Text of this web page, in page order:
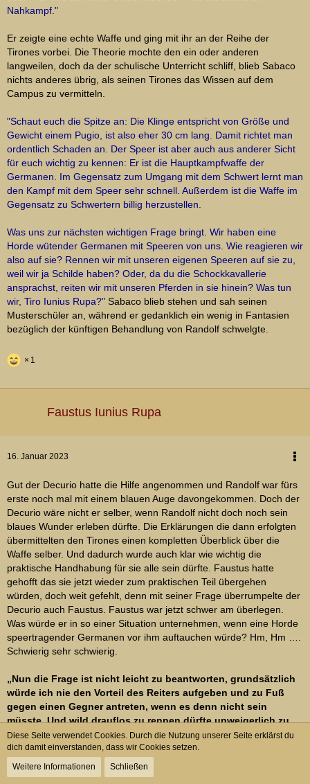
Nahkampf."
Er zeigte eine echte Waffe und ging mit ihr an der Reihe der
Tirones vorbei. Die Theorie mochte den ein oder anderen
langweilen, doch da der schulische Unterricht schliff, blieb Sabaco
nichts anderes übrig, als seinen Tirones das Wissen auf dem
Campus zu vermitteln.
"Schaut euch die Spitze an: Die Klinge entspricht von Größe und
Gewicht einem Pugio, ist also eher 30 cm lang. Damit richtet man
ordentlich Schaden an. Der Speer ist aber auch aus anderer Sicht
für euch wichtig zu kennen: Er ist die Hauptkampfwaffe der
Germanen. Im Gegensatz zum Umgang mit dem Schwert lernt man
den Kampf mit dem Speer sehr schnell. Außerdem ist die Waffe im
Gegensatz zu Schwertern billig herzustellen.
Was uns zur nächsten wichtigen Frage bringt. Wir haben eine
Horde wütender Germanen mit Speeren von uns. Wie reagieren wir
also auf sie? Rennen wir mit unseren eigenen Speeren auf sie zu,
weil wir ja Schilde haben? Oder, da du die Schockkavallerie
ansprachst, reiten wir mit unseren Pferden in sie hinein? Was tun
wir, Tiro Iunius Rupa?" Sabaco blieb stehen und sah seinen
Musterschüler an, während er gedanklich ein wenig in Fantasien
bezüglich der künftigen Behandlung von Randolf schwelgte.
1
Faustus Iunius Rupa
16. Januar 2023
Gut der Decurio hatte die Hilfe angenommen und Randolf war fürs
erste noch mal mit einem blauen Auge davongekommen. Doch der
Decurio wäre nicht er selber, wenn Randolf nicht doch noch sein
blaues Wunder erleben dürfte. Die Erklärungen die dann erfolgten
übermittelten den Tirones einen kompletten Überblick über die
Waffe selber. Und dadurch wurde auch klar wie wichtig die
praktische Handhabung für sie alle sein dürfte. Faustus hatte
gehofft das sie jetzt wieder zum praktischen Teil übergehen
würden, doch weit gefehlt, denn mit seiner Frage überrumpelte der
Decurio auch Faustus. Faustus war jetzt schwer am überlegen.
Was würde er in so einer Situation unternehmen, wenn eine Horde
speertragender Germanen vor ihm auftauchen würde? Hm, Hm ….
Schwierig sehr schwierig.
„Nun die Frage ist nicht leicht zu beantworten, grundsätzlich
würde ich nie den Vorteil des Reiters aufgeben und zu Fuß
gegen einen Gegner antreten, wenn es denn nicht sein
müsste. Und wild drauflos zu rennen dürfte unweigerlich zu
einem Massaker unter uns führen. Dann kommt hinzu welcher
Germanenstamm gegen uns gerichtet wäre als Feind. Bei den
Chatten würde ich mich nicht auf einen Kampf mit dem Speer
einlassen und schon gar nicht mit einer Infanterieformation
Diese Seite verwendet Cookies. Durch die Nutzung unserer Seite erklärst du
dich damit einverstanden, dass wir Cookies setzen.
Weitere Informationen
Schließen